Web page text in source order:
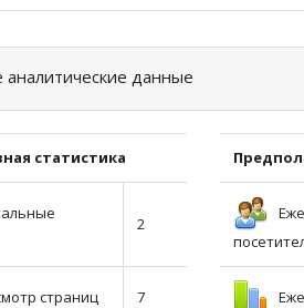
данные
статистика
2
страниц 7